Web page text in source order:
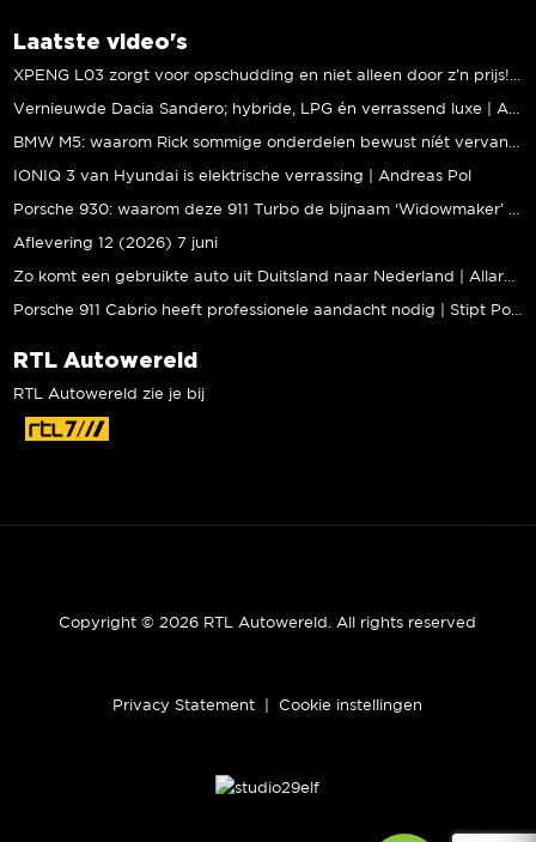
Laatste video's
IONIQ 3 van Hyundai is elektrische verrassing | Andreas Pol
Aflevering 12 (2026) 7 juni
RTL Autowereld
RTL Autowereld zie je bij
Copyright © 2026 RTL Autowereld. All rights reserved
Privacy Statement Cookie instellingen